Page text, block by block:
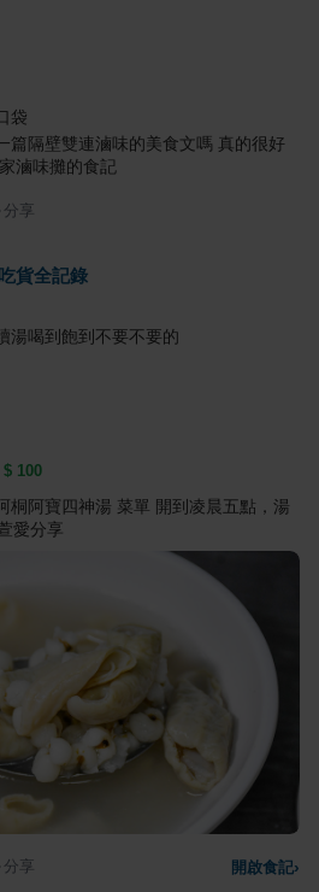
袋
篇隔壁雙連滷味的美食文嗎 真的很好
滷味攤的食記
分享
貨全記錄
湯喝到飽到不要不要的
$ 100
桐阿寶四神湯 菜單 開到凌晨五點，湯
愛分享
分享 開啟食記›